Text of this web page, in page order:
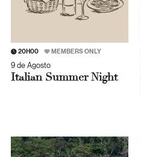
20H00 MEMBERS ONLY
9 de Agosto
Italian Summer Night